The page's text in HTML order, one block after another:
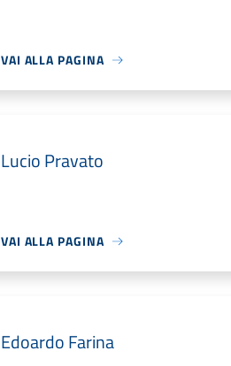
VAI ALLA PAGINA
Lucio Pravato
VAI ALLA PAGINA
Edoardo Farina